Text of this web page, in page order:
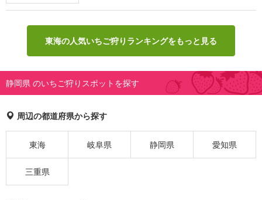
東海の人気いちご狩りランキングをもっと見る
静岡県 のいちご狩りスポットを探す
周辺の都道府県から探す
東海 岐阜県 静岡県 愛知県
三重県